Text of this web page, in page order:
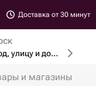
Доставка от 30 минут
Введите город, улицу и дом доставки
и магазины